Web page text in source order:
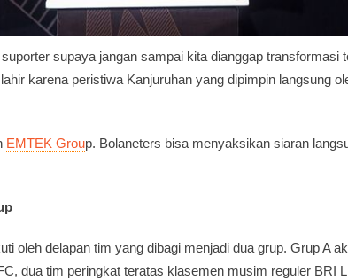
supaya jangan sampai kita dianggap transformasi
karena peristiwa Kanjuruhan yang dipimpin langsung
EMTEK Group. Bolaneters bisa menyaksikan siaran
oleh delapan tim yang dibagi menjadi dua grup. Grup A
dua tim peringkat teratas klasemen musim reguler BRI